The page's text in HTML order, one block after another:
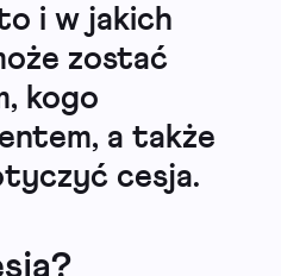
i w jakich
zostać
kogo
a także
cesja.